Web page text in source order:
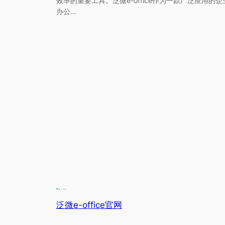
办公…
泛微e-office官网